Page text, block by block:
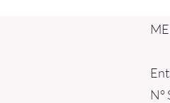
N°